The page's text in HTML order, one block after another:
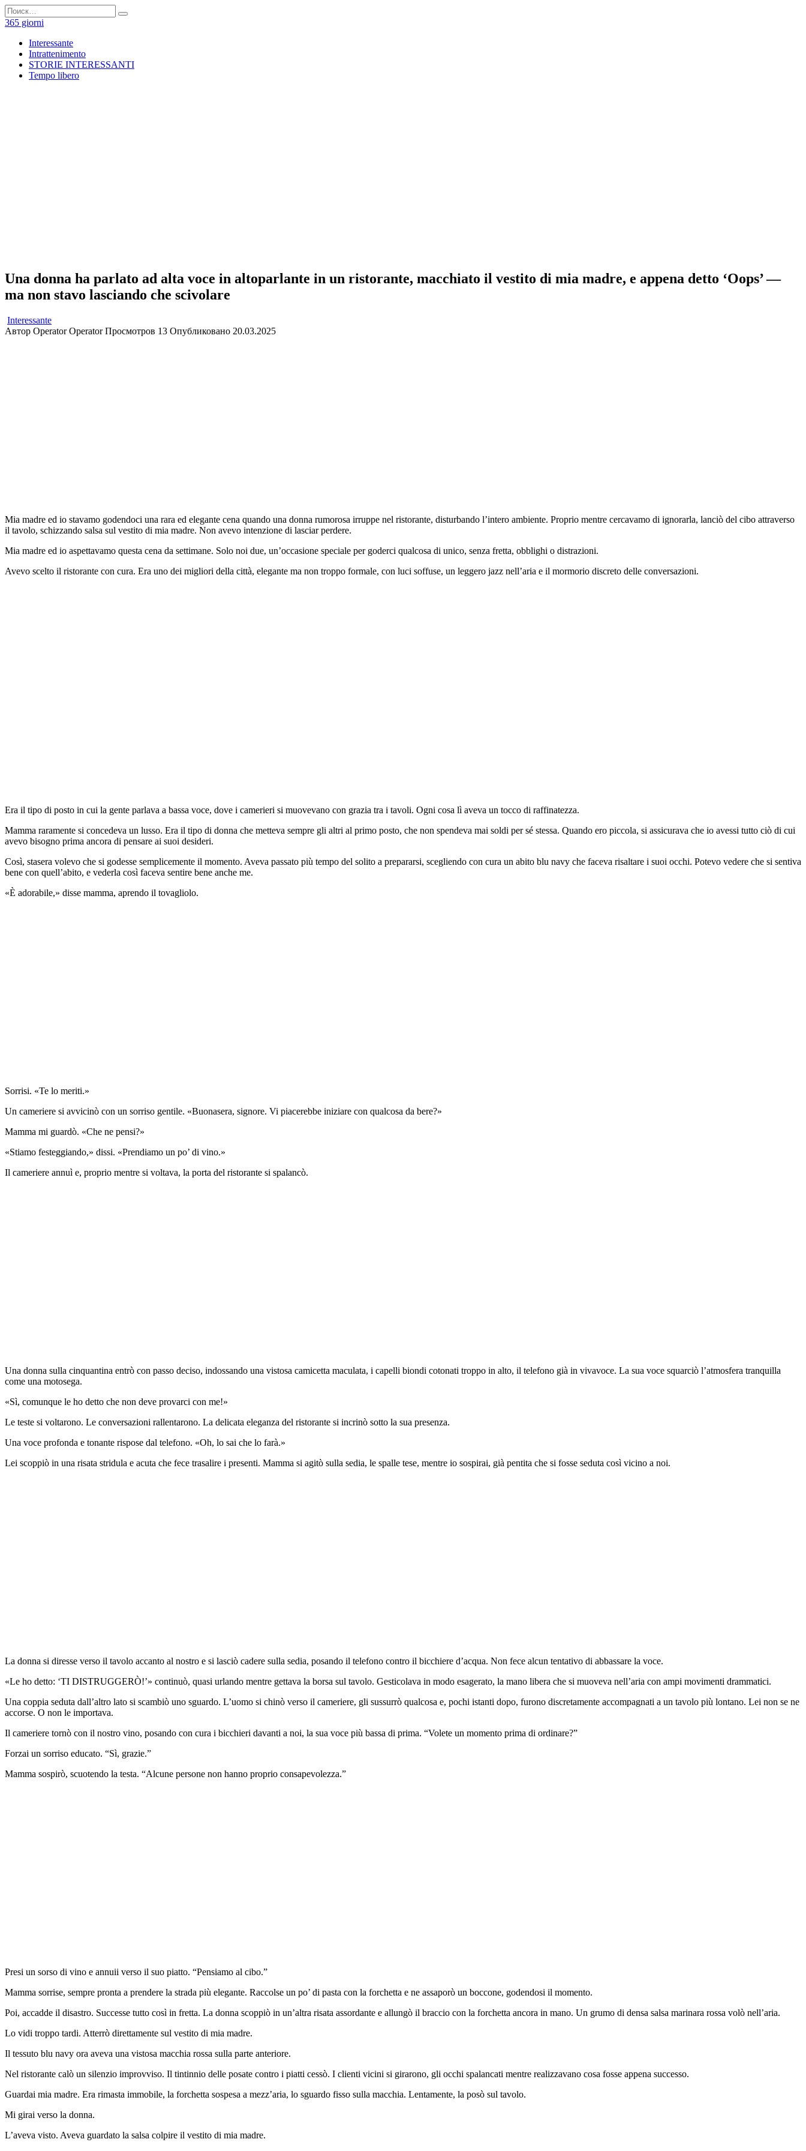
Перейти
к
содержанию
Search
for:
365 giorni
Interessante
Intrattenimento
STORIE INTERESSANTI
Tempo libero
Una donna ha parlato ad alta voce in altoparlante in un ristorante, macchiato il vestito di mia madre, e appena detto ‘Oops’ —
ma non stavo lasciando che scivolare
Interessante
Автор Operator Operator Просмотров 13 Опубликовано 20.03.2025
Mia madre ed io stavamo godendoci una rara ed elegante cena quando una donna rumorosa irruppe nel ristorante, disturbando l’intero ambiente. Proprio mentre cercavamo di ignorarla, lanciò del cibo attraverso
il tavolo, schizzando salsa sul vestito di mia madre. Non avevo intenzione di lasciar perdere.
Mia madre ed io aspettavamo questa cena da settimane. Solo noi due, un’occasione speciale per goderci qualcosa di unico, senza fretta, obblighi o distrazioni.
Avevo scelto il ristorante con cura. Era uno dei migliori della città, elegante ma non troppo formale, con luci soffuse, un leggero jazz nell’aria e il mormorio discreto delle conversazioni.
Era il tipo di posto in cui la gente parlava a bassa voce, dove i camerieri si muovevano con grazia tra i tavoli. Ogni cosa lì aveva un tocco di raffinatezza.
Mamma raramente si concedeva un lusso. Era il tipo di donna che metteva sempre gli altri al primo posto, che non spendeva mai soldi per sé stessa. Quando ero piccola, si assicurava che io avessi tutto ciò di cui
avevo bisogno prima ancora di pensare ai suoi desideri.
Così, stasera volevo che si godesse semplicemente il momento. Aveva passato più tempo del solito a prepararsi, scegliendo con cura un abito blu navy che faceva risaltare i suoi occhi. Potevo vedere che si sentiva
bene con quell’abito, e vederla così faceva sentire bene anche me.
«È adorabile,» disse mamma, aprendo il tovagliolo.
Sorrisi. «Te lo meriti.»
Un cameriere si avvicinò con un sorriso gentile. «Buonasera, signore. Vi piacerebbe iniziare con qualcosa da bere?»
Mamma mi guardò. «Che ne pensi?»
«Stiamo festeggiando,» dissi. «Prendiamo un po’ di vino.»
Il cameriere annuì e, proprio mentre si voltava, la porta del ristorante si spalancò.
Una donna sulla cinquantina entrò con passo deciso, indossando una vistosa camicetta maculata, i capelli biondi cotonati troppo in alto, il telefono già in vivavoce. La sua voce squarciò l’atmosfera tranquilla
come una motosega.
«Sì, comunque le ho detto che non deve provarci con me!»
Le teste si voltarono. Le conversazioni rallentarono. La delicata eleganza del ristorante si incrinò sotto la sua presenza.
Una voce profonda e tonante rispose dal telefono. «Oh, lo sai che lo farà.»
Lei scoppiò in una risata stridula e acuta che fece trasalire i presenti. Mamma si agitò sulla sedia, le spalle tese, mentre io sospirai, già pentita che si fosse seduta così vicino a noi.
La donna si diresse verso il tavolo accanto al nostro e si lasciò cadere sulla sedia, posando il telefono contro il bicchiere d’acqua. Non fece alcun tentativo di abbassare la voce.
«Le ho detto: ‘TI DISTRUGGERÒ!’» continuò, quasi urlando mentre gettava la borsa sul tavolo. Gesticolava in modo esagerato, la mano libera che si muoveva nell’aria con ampi movimenti drammatici.
Una coppia seduta dall’altro lato si scambiò uno sguardo. L’uomo si chinò verso il cameriere, gli sussurrò qualcosa e, pochi istanti dopo, furono discretamente accompagnati a un tavolo più lontano. Lei non se ne
accorse. O non le importava.
Il cameriere tornò con il nostro vino, posando con cura i bicchieri davanti a noi, la sua voce più bassa di prima. “Volete un momento prima di ordinare?”
Forzai un sorriso educato. “Sì, grazie.”
Mamma sospirò, scuotendo la testa. “Alcune persone non hanno proprio consapevolezza.”
Presi un sorso di vino e annuii verso il suo piatto. “Pensiamo al cibo.”
Mamma sorrise, sempre pronta a prendere la strada più elegante. Raccolse un po’ di pasta con la forchetta e ne assaporò un boccone, godendosi il momento.
Poi, accadde il disastro. Successe tutto così in fretta. La donna scoppiò in un’altra risata assordante e allungò il braccio con la forchetta ancora in mano. Un grumo di densa salsa marinara rossa volò nell’aria.
Lo vidi troppo tardi. Atterrò direttamente sul vestito di mia madre.
Il tessuto blu navy ora aveva una vistosa macchia rossa sulla parte anteriore.
Nel ristorante calò un silenzio improvviso. Il tintinnio delle posate contro i piatti cessò. I clienti vicini si girarono, gli occhi spalancati mentre realizzavano cosa fosse appena successo.
Guardai mia madre. Era rimasta immobile, la forchetta sospesa a mezz’aria, lo sguardo fisso sulla macchia. Lentamente, la posò sul tavolo.
Mi girai verso la donna.
L’aveva visto. Aveva guardato la salsa colpire il vestito di mia madre.